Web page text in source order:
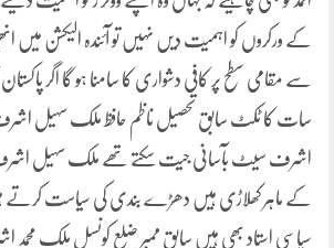
کے ورکروں کو اہمیت دیں نہیں تو آئندہ الیکشن میں
سے مقامی سطح پر کافی دشواری کا سامنا ہو گا اگر
سات کا ٹکٹ سابق تحصیل ناظم حافظ ملک سہیل
اشرف سیٹ بآسانی جیت سکتے تھے ملک سہیل
کے ماہر کھلاڑی ہیں دھڑے بندی کی سیاست کرتے
سیاسی استاد بھی ہیں سابق ممبر ضلع کونسل ملک